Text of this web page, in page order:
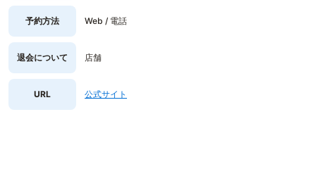
予約方法 Web / 電話
退会について 店舗
URL 公式サイト